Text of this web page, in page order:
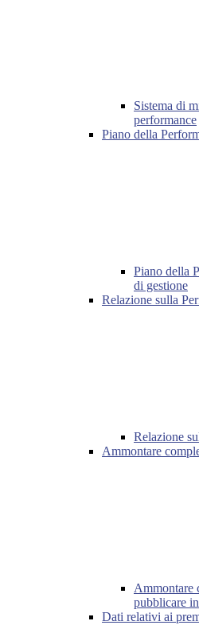
Sistema di
performance
Piano della
Piano della
di gestione
Relazione sulla
Relazione
Ammontare
Ammontare
pubblicare
Dati relativi ai